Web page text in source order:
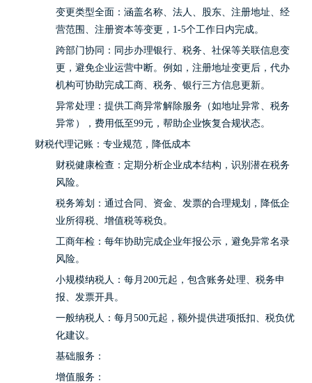
变更类型全面：涵盖名称、法人、股东、注册地址、经
营范围、注册资本等变更，1-5个工作日内完成。
跨部门协同：同步办理银行、税务、社保等关联信息变
更，避免企业运营中断。例如，注册地址变更后，代办
机构可协助完成工商、税务、银行三方信息更新。
异常处理：提供工商异常解除服务（如地址异常、税务
异常），费用低至99元，帮助企业恢复合规状态。
财税代理记账：专业规范，降低成本
财税健康检查：定期分析企业成本结构，识别潜在税务
风险。
税务筹划：通过合同、资金、发票的合理规划，降低企
业所得税、增值税等税负。
工商年检：每年协助完成企业年报公示，避免异常名录
风险。
小规模纳税人：每月200元起，包含账务处理、税务申
报、发票开具。
一般纳税人：每月500元起，额外提供进项抵扣、税负优
化建议。
基础服务：
增值服务：